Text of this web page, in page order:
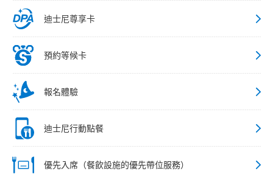
迪士尼尊享卡
預約等候卡
報名體驗
迪士尼行動點餐
優先入席（餐飲設施的優先帶位服務）